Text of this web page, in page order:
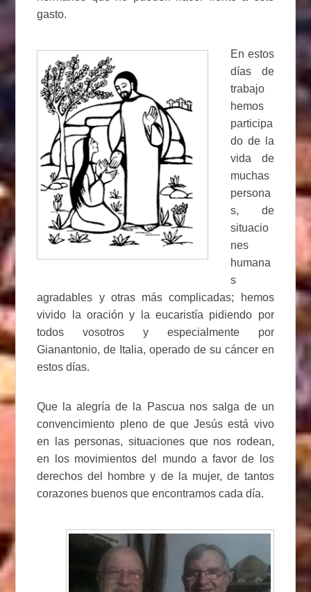
gasto.
En estos
días de
trabajo
hemos
participa
do de la
vida de
muchas
persona
s, de
situacio
nes
humana
s
agradables y otras más complicadas; hemos
vivido la oración y la eucaristía pidiendo por
todos vosotros y especialmente por
Gianantonio, de Italia, operado de su cáncer en
estos días.
Que la alegría de la Pascua nos salga de un
convencimiento pleno de que Jesús está vivo
en las personas, situaciones que nos rodean,
en los movimientos del mundo a favor de los
derechos del hombre y de la mujer, de tantos
corazones buenos que encontramos cada día.